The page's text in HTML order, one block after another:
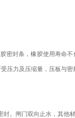
密封条，橡胶使用寿命
压力及压缩量，压板与
。闸门双向止水，其他材